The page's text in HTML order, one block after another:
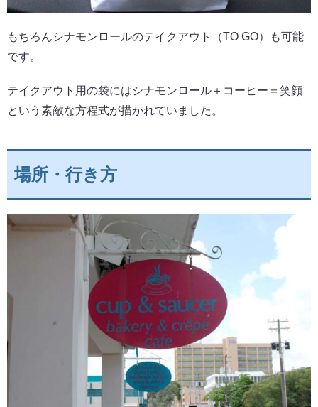
もちろんシナモンロールのテイクアウト（TO GO）も可能
です。
テイクアウト用の袋にはシナモンロール＋コーヒー＝笑顔
という素敵な方程式が描かれていました。
場所・行き方